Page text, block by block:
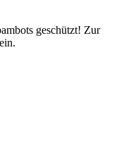
geschützt! Zur